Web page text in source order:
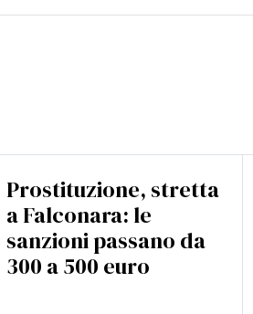
Prostituzione, stretta
a Falconara: le
sanzioni passano da
300 a 500 euro